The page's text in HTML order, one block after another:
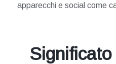
apparecchi e social come